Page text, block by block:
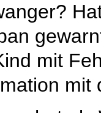
mit
mit